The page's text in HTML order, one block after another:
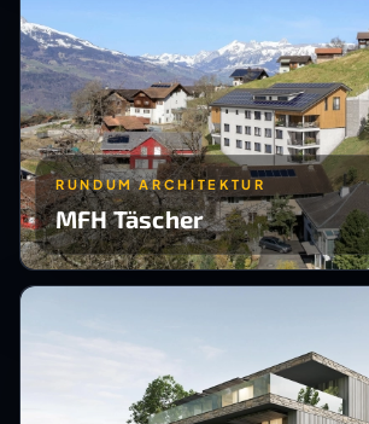
RUNDUM ARCHITEKTUR
MFH Täscher